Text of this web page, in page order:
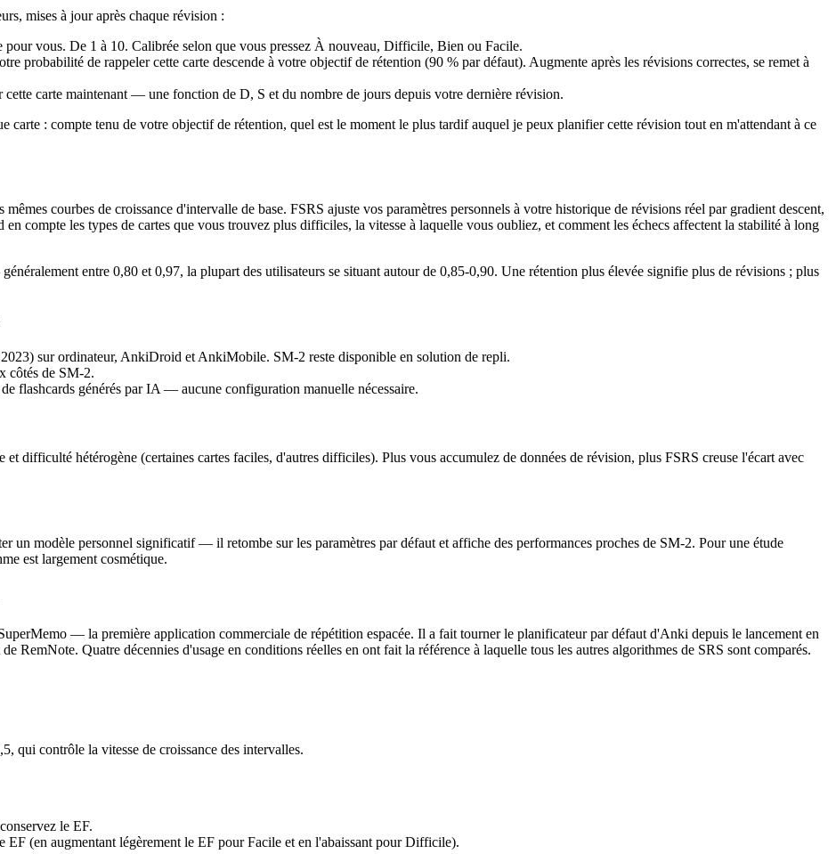
mises à jour après chaque révision :
vous. De 1 à 10. Calibrée selon que vous pressez À nouveau, Difficile, Bien ou Facile.
probabilité de rappeler cette carte descende à votre objectif de rétention (90 % par défaut). Augmente après les révisions correctes, se remet à
cette carte maintenant — une fonction de D, S et du nombre de jours depuis votre dernière révision.
carte : compte tenu de votre objectif de rétention, quel est le moment le plus tardif auquel je peux planifier cette révision tout en m'attendant à ce
courbes de croissance d'intervalle de base. FSRS ajuste vos paramètres personnels à votre historique de révisions réel par gradient descent,
compte les types de cartes que vous trouvez plus difficiles, la vitesse à laquelle vous oubliez, et comment les échecs affectent la stabilité à long
entre 0,80 et 0,97, la plupart des utilisateurs se situant autour de 0,85-0,90. Une rétention plus élevée signifie plus de révisions ; plus
sur ordinateur, AnkiDroid et AnkiMobile. SM-2 reste disponible en solution de repli.
côtés de SM-2.
flashcards générés par IA — aucune configuration manuelle nécessaire.
difficulté hétérogène (certaines cartes faciles, d'autres difficiles). Plus vous accumulez de données de révision, plus FSRS creuse l'écart avec
un modèle personnel significatif — il retombe sur les paramètres par défaut et affiche des performances proches de SM-2. Pour une étude
est largement cosmétique.
— la première application commerciale de répétition espacée. Il a fait tourner le planificateur par défaut d'Anki depuis le lancement en
RemNote. Quatre décennies d'usage en conditions réelles en ont fait la référence à laquelle tous les autres algorithmes de SRS sont comparés.
qui contrôle la vitesse de croissance des intervalles.
le EF.
(en augmentant légèrement le EF pour Facile et en l'abaissant pour Difficile).